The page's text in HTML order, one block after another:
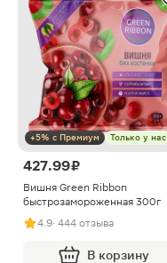
+5% с Премиум Только у нас
427.99 ₽
Вишня Green Ribbon
быстрозамороженная 300г
4.9· 444 отзыва
В корзину